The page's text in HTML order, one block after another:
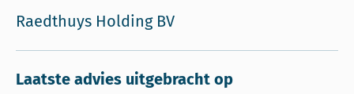
Raedthuys Holding BV
Laatste advies uitgebracht op